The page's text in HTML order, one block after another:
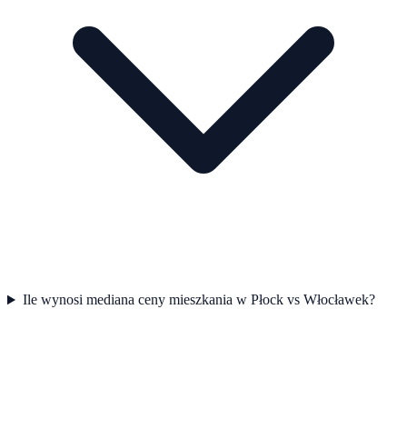
Ile wynosi mediana ceny mieszkania w Płock vs Włocławek?